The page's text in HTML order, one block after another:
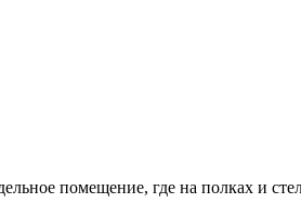
помещение, где на полках и